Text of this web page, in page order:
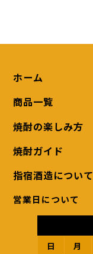
ホーム
商品一覧
焼酎の楽しみ方
焼酎ガイド
指宿酒造について
営業日について
日 月